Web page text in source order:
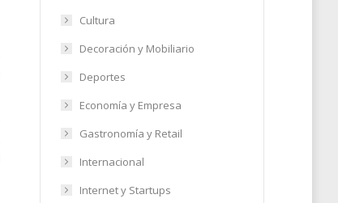
Cultura
Decoración y Mobiliario
Deportes
Economía y Empresa
Gastronomía y Retail
Internacional
Internet y Startups